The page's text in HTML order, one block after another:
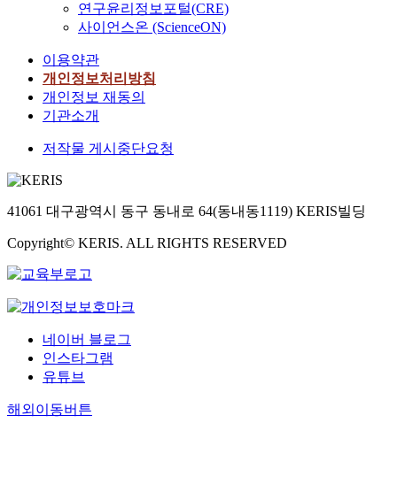
연구윤리정보포털(CRE)
사이언스온 (ScienceON)
이용약관
개인정보처리방침
개인정보 재동의
기관소개
저작물 게시중단요청
41061 대구광역시 동구 동내로 64(동내동1119) KERIS빌딩
Copyright© KERIS. ALL RIGHTS RESERVED
네이버 블로그
인스타그램
유튜브
해외이동버튼